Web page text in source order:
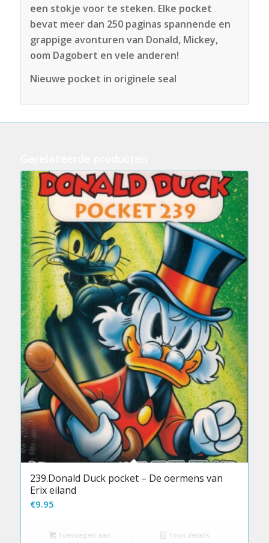
een stokje voor te steken. Elke pocket
bevat meer dan 250 paginas spannende en
grappige avonturen van Donald, Mickey,
oom Dagobert en vele anderen!
Nieuwe pocket in originele seal
239.Donald Duck pocket – De oermens van
Erix eiland
€9.95
Toevoegen aan
Toon details